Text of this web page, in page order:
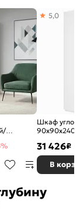
Шкаф
90х90х240
5,0
31 426₽
В